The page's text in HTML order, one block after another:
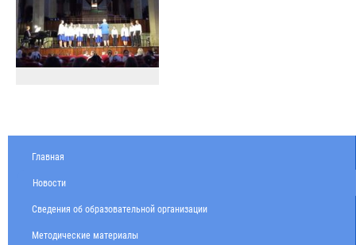
Главная
Новости
Сведения об образовательной организации
Методические материалы